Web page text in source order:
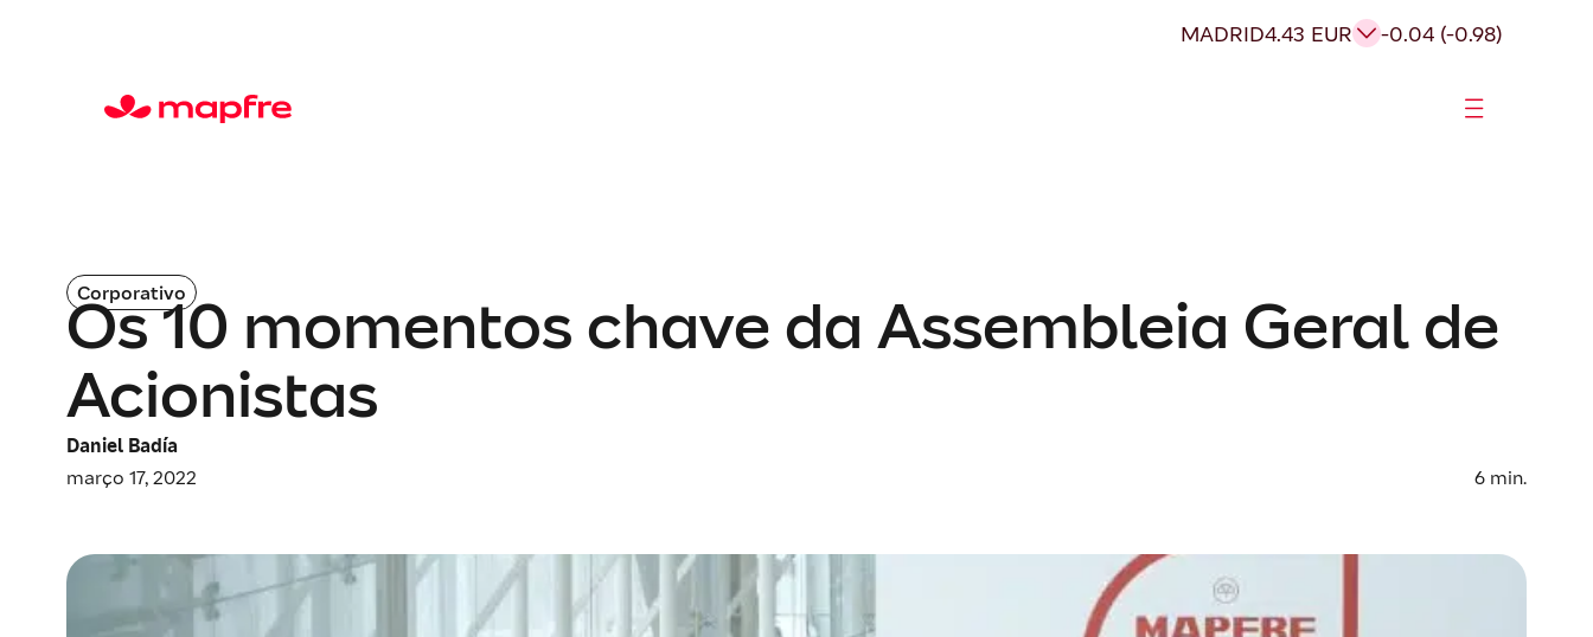
MADRID4.43 EUR -0.04 (-0.98)
Corporativo
Os 10 momentos chave da Assembleia Geral de
Acionistas
Daniel Badía
março 17, 2022
6 min.